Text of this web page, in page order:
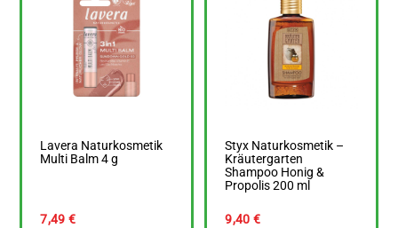
Lavera Naturkosmetik
Multi Balm 4 g
7,49 €
Styx Naturkosmetik –
Kräutergarten
Shampoo Honig &
Propolis 200 ml
9,40 €